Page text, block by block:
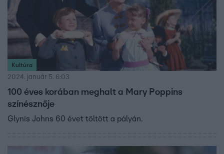
Kultúra
2024. január 5. 6:03
100 éves korában meghalt a Mary Poppins
színésznője
Glynis Johns 60 évet töltött a pályán.